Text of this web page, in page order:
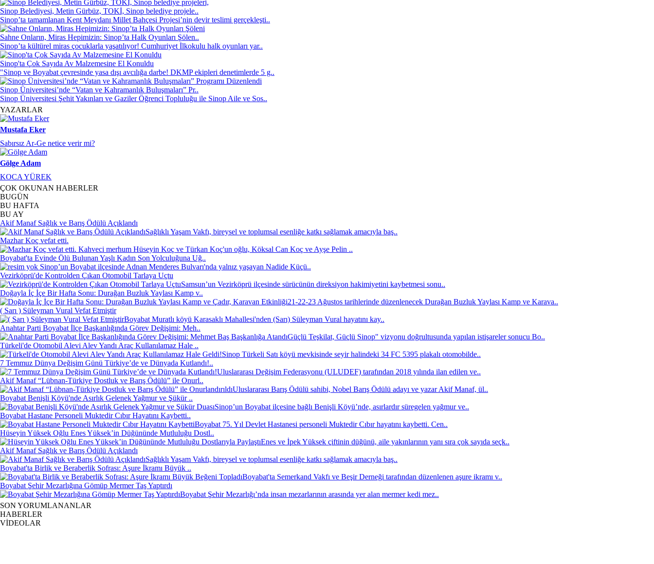
Sinop Belediyesi, Metin Gürbüz, TOKİ, Sinop belediye projele..
Sinop’ta tamamlanan Kent Meydanı Millet Bahçesi Projesi’nin devir teslimi gerçekleşti..
Sahne Onların, Miras Hepimizin: Sinop’ta Halk Oyunları Şölen..
Sinop’ta kültürel miras çocuklarla yaşatılıyor! Cumhuriyet İlkokulu halk oyunları yar..
Sinop'ta Çok Sayıda Av Malzemesine El Konuldu
"Sinop ve Boyabat çevresinde yasa dışı avcılığa darbe! DKMP ekipleri denetimlerde 5 g..
Sinop Üniversitesi’nde “Vatan ve Kahramanlık Buluşmaları” Pr..
Sinop Üniversitesi Şehit Yakınları ve Gaziler Öğrenci Topluluğu ile Sinop Aile ve Sos..
YAZARLAR
Mustafa Eker
Sabırsız Ar-Ge netice verir mi?
Gölge Adam
KOCA YÜREK
ÇOK OKUNAN HABERLER
BUGÜN
BU HAFTA
BU AY
Akif Manaf Sağlık ve Barış Ödülü Açıklandı
Sağlıklı Yaşam Vakfı, bireysel ve toplumsal esenliğe katkı sağlamak amacıyla baş..
Mazhar Koç vefat etti.
Kahveci merhum Hüseyin Koç ve Türkan Koç'un oğlu, Köksal Can Koç ve Ayşe Pelin ..
Boyabat'ta Evinde Ölü Bulunan Yaşlı Kadın Son Yolculuğuna Uğ..
Sinop’un Boyabat ilçesinde Adnan Menderes Bulvarı'nda yalnız yaşayan Nadide Küçü..
Vezirköprü'de Kontrolden Çıkan Otomobil Tarlaya Uçtu
Samsun’un Vezirköprü ilçesinde sürücünün direksiyon hakimiyetini kaybetmesi sonu..
Doğayla İç İçe Bir Hafta Sonu: Durağan Buzluk Yaylası Kamp v..
21-22-23 Ağustos tarihlerinde düzenlenecek Durağan Buzluk Yaylası Kamp ve Karava..
( Sarı ) Süleyman Vural Vefat Etmiştir
Boyabat Muratlı köyü Karasaklı Mahallesi'nden (Sarı) Süleyman Vural hayatını kay..
Anahtar Parti Boyabat İlçe Başkanlığında Görev Değişimi: Meh..
Güçlü Teşkilat, Güçlü Sinop" vizyonu doğrultusunda yapılan istişareler sonucu Bo..
Türkeli'de Otomobil Alevi Alev Yandı Araç Kullanılamaz Hale ..
Sinop Türkeli Satı köyü mevkisinde seyir halindeki 34 FC 5395 plakalı otomobilde..
7 Temmuz Dünya Değişim Günü Türkiye’de ve Dünyada Kutlandı!..
Uluslararası Değişim Federasyonu (ULUDEF) tarafından 2018 yılında ilan edilen ve..
Akif Manaf “Lübnan-Türkiye Dostluk ve Barış Ödülü” ile Onurl..
Uluslararası Barış Ödülü sahibi, Nobel Barış Ödülü adayı ve yazar Akif Manaf, ül..
Boyabat Benişli Köyü'nde Asırlık Gelenek Yağmur ve Şükür ..
Sinop’un Boyabat ilçesine bağlı Benişli Köyü’nde, asırlardır süregelen yağmur ve..
Boyabat Hastane Personeli Muktedir Cıbır Hayatını Kaybetti..
Boyabat 75. Yıl Devlet Hastanesi personeli Muktedir Cıbır hayatını kaybetti. Cen..
Hüseyin Yüksek Oğlu Enes Yüksek’in Düğününde Mutluluğu Dostl..
Enes ve İpek Yüksek çiftinin düğünü, aile yakınlarının yanı sıra çok sayıda seçk..
Akif Manaf Sağlık ve Barış Ödülü Açıklandı
Sağlıklı Yaşam Vakfı, bireysel ve toplumsal esenliğe katkı sağlamak amacıyla baş..
Boyabat'ta Birlik ve Beraberlik Sofrası: Aşure İkramı Büyük ..
Boyabat'ta Semerkand Vakfı ve Beşir Derneği tarafından düzenlenen aşure ikramı v..
Boyabat Şehir Mezarlığına Gömüp Mermer Taş Yaptırdı
Boyabat Şehir Mezarlığı’nda insan mezarlarının arasında yer alan mermer kedi mez..
SON YORUMLANANLAR
HABERLER
VİDEOLAR